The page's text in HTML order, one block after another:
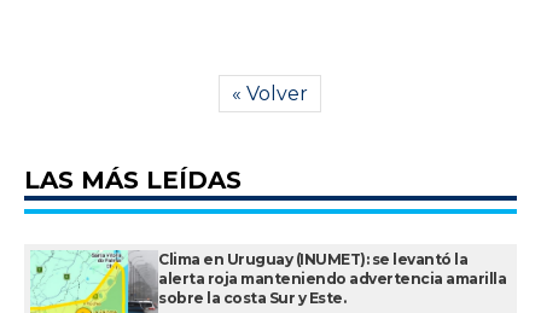
« Volver
LAS MÁS LEÍDAS
Clima en Uruguay (INUMET): se levantó la
alerta roja manteniendo advertencia amarilla
sobre la costa Sur y Este.